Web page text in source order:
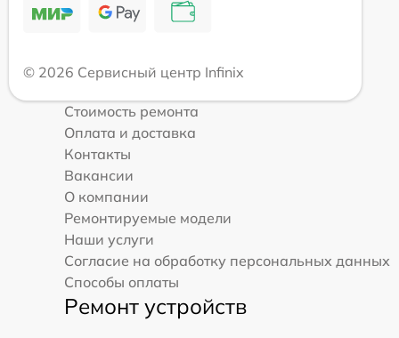
© 2026 Сервисный центр Infinix
Стоимость ремонта
Оплата и доставка
Контакты
Вакансии
О компании
Ремонтируемые модели
Наши услуги
Согласие на обработку персональных данных
Способы оплаты
Ремонт устройств